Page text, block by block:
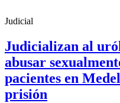
Judicial
Judicializan al
abusar
pacientes en
prisión